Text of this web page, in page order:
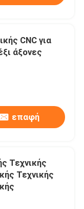
CNC για
άξονες
επαφή
Τεχνικής
Τεχνικής